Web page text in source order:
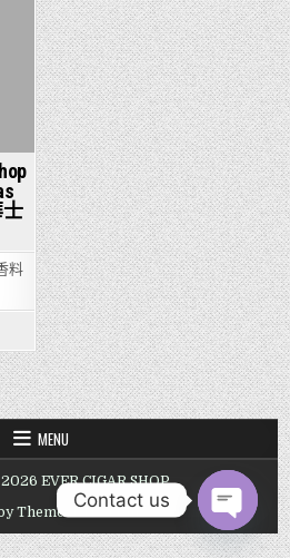
料
Cigar- MENU
EVER CIGAR SHOP
ThemesDNA.com
Contact us
OPEN